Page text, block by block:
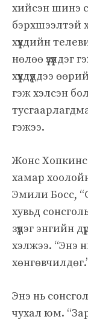
хийсэн шинэ
бэрхшээлтэй
хүүхдийн
нөлөө үзүүлдэг
хүүхдүүддээ
гэж хэлсэн
гэжээ.
Жонс Хопкинс
хамар
Эмили Босс,
хувьд
зүүдэг энгийн
хэлжээ. “Энэ
Энэ нь
чухал юм.